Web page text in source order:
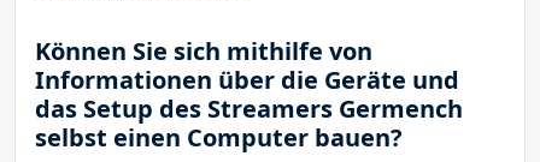
Können Sie sich mithilfe von
Informationen über die Geräte und
das Setup des Streamers Germench
selbst einen Computer bauen?